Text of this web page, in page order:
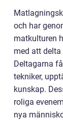
och har
matkulturen
med att
Deltagarna
tekniker,
kunskap.
roliga
nya